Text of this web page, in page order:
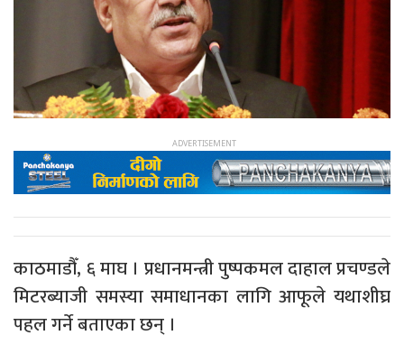
काठमाडौँ, ६ माघ । प्रधानमन्त्री पुष्पकमल दाहाल प्रचण्डले
मिटरब्याजी समस्या समाधानका लागि आफूले यथाशीघ्र
पहल गर्ने बताएका छन् ।